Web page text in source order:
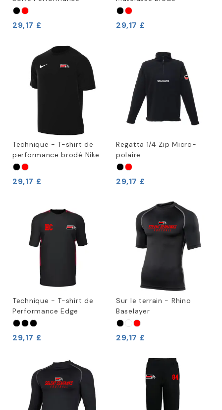
29,17 £ 29,17 £
Technique - T-shirt de
performance brodé Nike
29,17 £
Regatta 1/4 Zip Micro-
polaire
29,17 £
Technique - T-shirt de
Performance Edge
29,17 £
Sur le terrain - Rhino
Baselayer
29,17 £